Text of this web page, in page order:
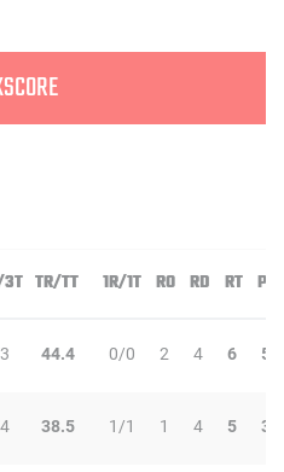
TR/TT 1R/1T RO RD RT PD
44.4 0/0 2 4 6 5
38.5 1/1 1 4 5 3